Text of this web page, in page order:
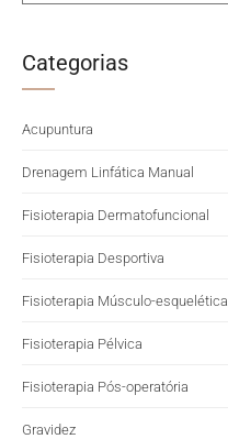
Categorias
Acupuntura
Drenagem Linfática Manual
Fisioterapia Dermatofuncional
Fisioterapia Desportiva
Fisioterapia Músculo-esquelética
Fisioterapia Pélvica
Fisioterapia Pós-operatória
Gravidez